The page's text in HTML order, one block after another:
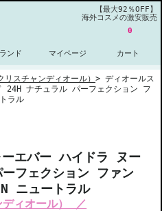
【最大92％OFF】
海外コスメの激安販売
ンド マイページ
0
カート
リスチャンディオール） > ディオールス
24H ナチュラル パーフェクション フ
ラル
エバー ハイドラ ヌー
フェクション ファン
ニュートラル
ディオール） ／